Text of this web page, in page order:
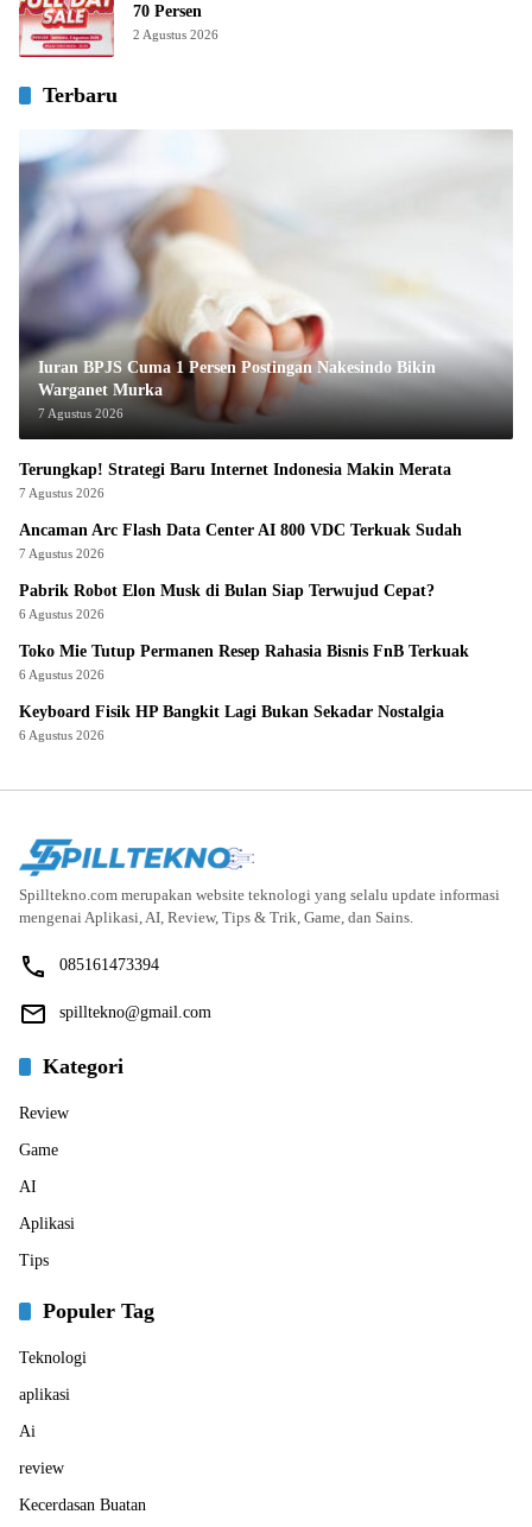
70 Persen
2 Agustus 2026
Terbaru
Iuran BPJS Cuma 1 Persen Postingan Nakesindo Bikin
Warganet Murka
7 Agustus 2026
Terungkap! Strategi Baru Internet Indonesia Makin Merata
7 Agustus 2026
Ancaman Arc Flash Data Center AI 800 VDC Terkuak Sudah
7 Agustus 2026
Pabrik Robot Elon Musk di Bulan Siap Terwujud Cepat?
6 Agustus 2026
Toko Mie Tutup Permanen Resep Rahasia Bisnis FnB Terkuak
6 Agustus 2026
Keyboard Fisik HP Bangkit Lagi Bukan Sekadar Nostalgia
6 Agustus 2026
Spilltekno.com merupakan website teknologi yang selalu update informasi
mengenai Aplikasi, AI, Review, Tips & Trik, Game, dan Sains.
085161473394
spilltekno@gmail.com
Kategori
Review
Game
AI
Aplikasi
Tips
Populer Tag
Teknologi
aplikasi
Ai
review
Kecerdasan Buatan